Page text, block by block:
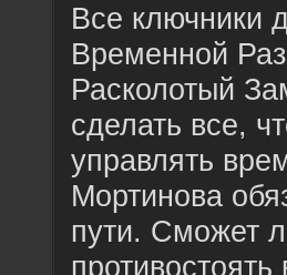
Все ключники
Временной
Расколотый
сделать все,
управлять
Мортинова
пути. Сможет